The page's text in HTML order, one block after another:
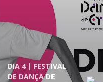
DIA 4 | FESTIVAL
DE DANÇA DE